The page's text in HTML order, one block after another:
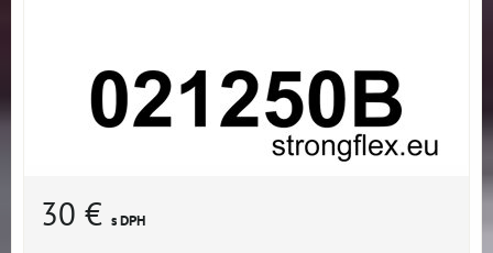
30 € s DPH